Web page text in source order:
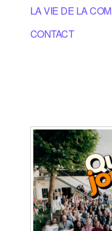
LA VIE DE LA
CONTACT